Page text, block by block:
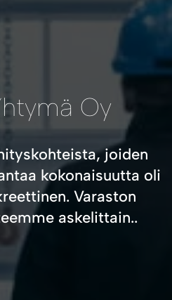
Oy
joiden
kokonaisuutta oli
Varaston
askelittain..